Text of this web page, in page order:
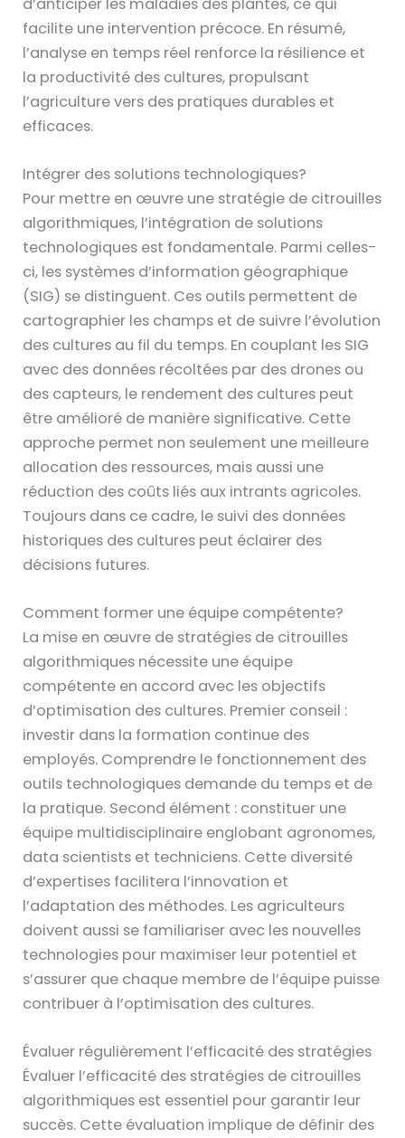
facilite une intervention précoce. En résumé,
l’analyse en temps réel renforce la résilience et
la productivité des cultures, propulsant
l’agriculture vers des pratiques durables et
efficaces.
Intégrer des solutions technologiques?
Pour mettre en œuvre une stratégie de citrouilles
algorithmiques, l’intégration de solutions
technologiques est fondamentale. Parmi celles-
ci, les systèmes d’information géographique
(SIG) se distinguent. Ces outils permettent de
cartographier les champs et de suivre l’évolution
des cultures au fil du temps. En couplant les SIG
avec des données récoltées par des drones ou
des capteurs, le rendement des cultures peut
être amélioré de manière significative. Cette
approche permet non seulement une meilleure
allocation des ressources, mais aussi une
réduction des coûts liés aux intrants agricoles.
Toujours dans ce cadre, le suivi des données
historiques des cultures peut éclairer des
décisions futures.
Comment former une équipe compétente?
La mise en œuvre de stratégies de citrouilles
algorithmiques nécessite une équipe
compétente en accord avec les objectifs
d’optimisation des cultures. Premier conseil :
investir dans la formation continue des
employés. Comprendre le fonctionnement des
outils technologiques demande du temps et de
la pratique. Second élément : constituer une
équipe multidisciplinaire englobant agronomes,
data scientists et techniciens. Cette diversité
d’expertises facilitera l’innovation et
l’adaptation des méthodes. Les agriculteurs
doivent aussi se familiariser avec les nouvelles
technologies pour maximiser leur potentiel et
s’assurer que chaque membre de l’équipe puisse
contribuer à l’optimisation des cultures.
Évaluer régulièrement l’efficacité des stratégies
Évaluer l’efficacité des stratégies de citrouilles
algorithmiques est essentiel pour garantir leur
succès. Cette évaluation implique de définir des